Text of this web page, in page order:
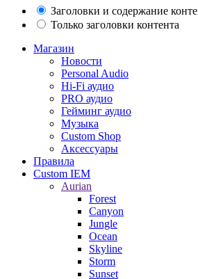
Заголовки и содержание
Только заголовки контента
Магазин
Новости
Personal Audio
Hi-Fi аудио
PRO аудио
Гейминг аудио
Музыка
Custom Shop
Аксессуары
Правила
Custom IEM
Aurian
Forest
Canyon
Jungle
Ocean
Skyline
Storm
Sunset